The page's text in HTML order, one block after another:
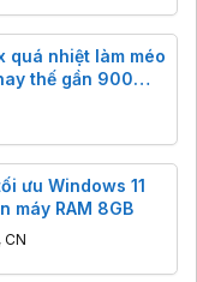
quá nhiệt làm méo
thế gần 900
ưu Windows 11
máy RAM 8GB
CN